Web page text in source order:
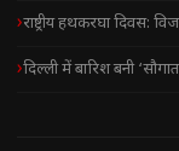
राष्ट्रीय हथकरघा दिवस:
दिल्ली में बारिश बनी